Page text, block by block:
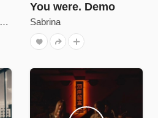
莉莉周她說 Lily Chou-Chou Lied
You were. Demo
Sabrina